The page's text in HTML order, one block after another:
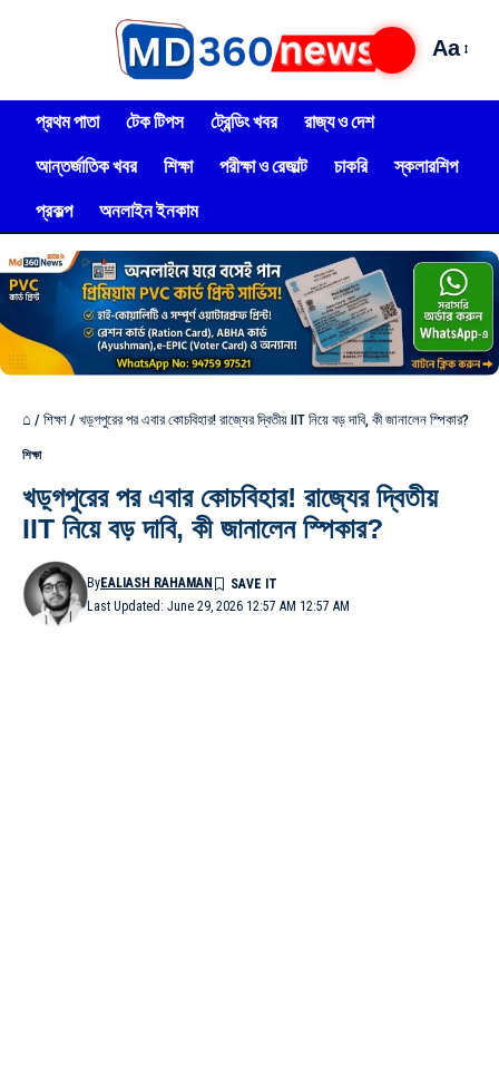
Aa
প্রথম পাতা টেক টিপস ট্রেন্ডিং খবর
রাজ্য ও দেশ
আন্তর্জাতিক খবর
শিক্ষা পরীক্ষা ও রেজাল্ট চাকরি
স্কলারশিপ
প্রকল্প
অনলাইন ইনকাম
⌂ / শিক্ষা / খড়্গপুরের পর এবার কোচবিহার! রাজ্যের দ্বিতীয় IIT নিয়ে বড় দাবি, কী জানালেন স্পিকার?
শিক্ষা
খড়্গপুরের পর এবার কোচবিহার! রাজ্যের দ্বিতীয়
IIT নিয়ে বড় দাবি, কী জানালেন স্পিকার?
Last Updated: June 29, 2026 12:57 AM 12:57 AM
ByEALIASH RAHAMAN